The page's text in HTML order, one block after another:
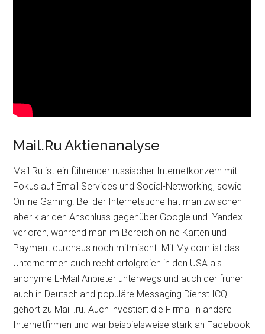
Mail.Ru Aktienanalyse
Mail.Ru ist ein führender russischer Internetkonzern mit
Fokus auf Email Services und Social-Networking, sowie
Online Gaming. Bei der Internetsuche hat man zwischen
aber klar den Anschluss gegenüber Google und Yandex
verloren, während man im Bereich online Karten und
Payment durchaus noch mitmischt. Mit My.com ist das
Unternehmen auch recht erfolgreich in den USA als
anonyme E-Mail Anbieter unterwegs und auch der früher
auch in Deutschland populäre Messaging Dienst ICQ
gehört zu Mail .ru. Auch investiert die Firma in andere
Internetfirmen und war beispielsweise stark an Facebook